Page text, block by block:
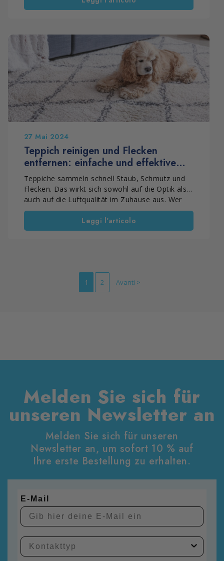
die durch Baustellen entstanden sind, erfordern
kann die Verwendung von Säuren wie gepufferter
oder muriatischer Säure einen großen
Unterschied […]
27 Mai 2024
Teppich reinigen und Flecken
entfernen: einfache und effektive
Anleitung
Teppiche sammeln schnell Staub, Schmutz und
Flecken. Das wirkt sich sowohl auf die Optik als
auch auf die Luftqualität im Zuhause aus. Wer
weiß, wie man einen Teppich reinigt und Flecken
entfernt, kann ihn hygienisch halten, die Fasern
schonen und seine Lebensdauer deutlich
Leggi l'articolo
Seitennummerierung
1 2 Avanti >
Melden Sie sich für
unseren Newsletter an
Melden Sie sich für unseren
Newsletter an, um sofort 10 % auf
Ihre erste Bestellung zu erhalten.
E-Mail